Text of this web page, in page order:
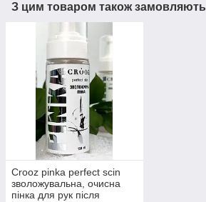
З цим товаром також замовляють
Crooz pinka perfect scin
зволожувальна, очисна
пінка для рук після